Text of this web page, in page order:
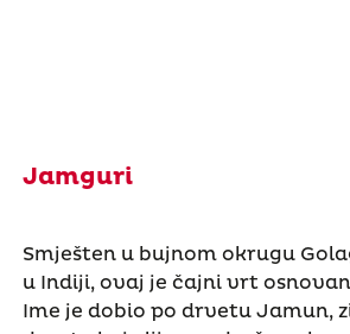
Jamguri
Smješten u bujnom okrugu
u Indiji, ovaj je čajni vrt
Ime je dobio po drvetu Jamun,